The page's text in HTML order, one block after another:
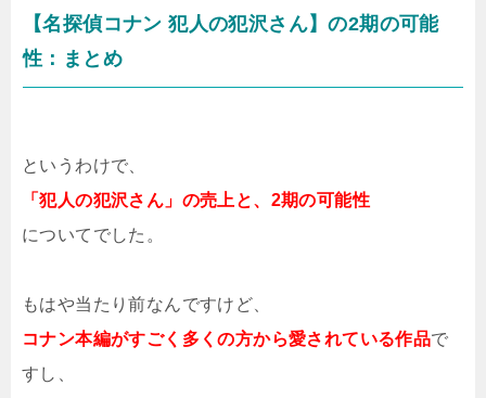
【名探偵コナン 犯人の犯沢さん】の2期の可能
性：まとめ
というわけで、
「犯人の犯沢さん」の売上と、2期の可能性
についてでした。
もはや当たり前なんですけど、
コナン本編がすごく多くの方から愛されている作品で
すし、